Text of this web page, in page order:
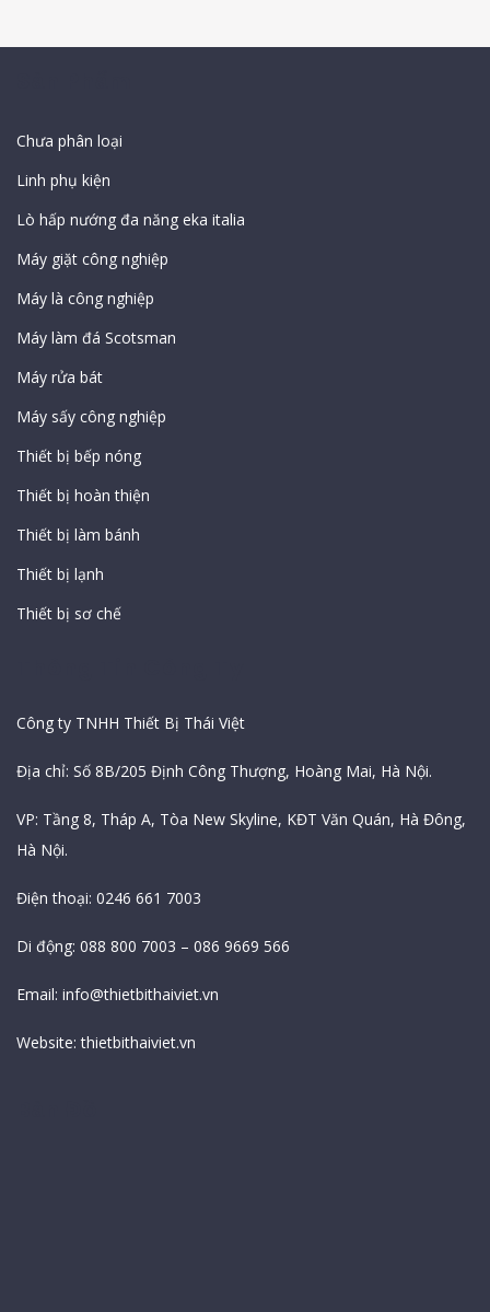
Chưa phân loại
Linh phụ kiện
Lò hấp nướng đa năng eka italia
Máy giặt công nghiệp
Máy là công nghiệp
Máy làm đá Scotsman
Máy rửa bát
Máy sấy công nghiệp
Thiết bị bếp nóng
Thiết bị hoàn thiện
Thiết bị làm bánh
Thiết bị lạnh
Thiết bị sơ chế
Công ty TNHH Thiết Bị Thái Việt
Địa chỉ: Số 8B/205 Định Công Thượng, Hoàng Mai, Hà Nội.
VP: Tầng 8, Tháp A, Tòa New Skyline, KĐT Văn Quán, Hà Đông,
Hà Nội.
Điện thoại: 0246 661 7003
Di động: 088 800 7003 – 086 9669 566
Email: info@thietbithaiviet.vn
Website:thietbithaiviet.vn